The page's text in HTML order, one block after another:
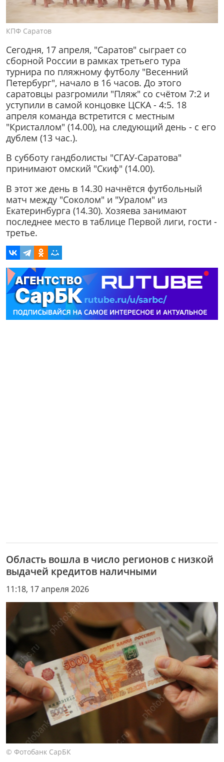
КПФ Саратов
Сегодня, 17 апреля, "Саратов" сыграет со
сборной России в рамках третьего тура
турнира по пляжному футболу "Весенний
Петербург", начало в 16 часов. До этого
саратовцы разгромили "Пляж" со счётом 7:2 и
уступили в самой концовке ЦСКА - 4:5. 18
апреля команда встретится с местным
"Кристаллом" (14.00), на следующий день - с его
дублем (13 час.).
В субботу гандболисты "СГАУ-Саратова"
принимают омский "Скиф" (14.00).
В этот же день в 14.30 начнётся футбольный
матч между "Соколом" и "Уралом" из
Екатеринбурга (14.30). Хозяева занимают
последнее место в таблице Первой лиги, гости -
третье.
Область вошла в число регионов с низкой
выдачей кредитов наличными
11:18, 17 апреля 2026
© Фотобанк СарБК